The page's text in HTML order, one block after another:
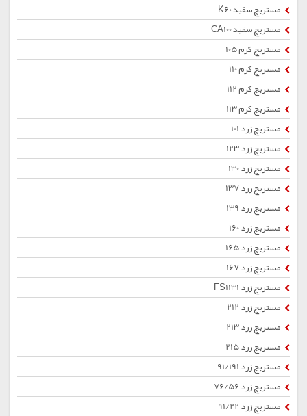
مستربچ سفید K60
مستربچ سفید CA100
مستربچ کرم 105
مستربچ کرم 110
مستربچ کرم 112
مستربچ کرم 113
مستربچ زرد 101
مستربچ زرد 123
مستربچ زرد 130
مستربچ زرد 137
مستربچ زرد 139
مستربچ زرد 160
مستربچ زرد 165
مستربچ زرد 167
مستربچ زرد FS1131
مستربچ زرد 212
مستربچ زرد 213
مستربچ زرد 215
مستربچ زرد 91/191
مستربچ زرد 76/56
مستربچ زرد 91/22